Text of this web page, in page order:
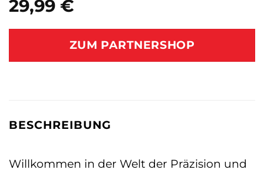
29,99 €
ZUM PARTNERSHOP
BESCHREIBUNG
Willkommen in der Welt der Präzision und